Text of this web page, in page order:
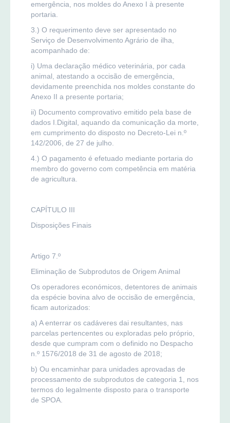
emergência, nos moldes do Anexo I à presente
portaria.
3.) O requerimento deve ser apresentado no
Serviço de Desenvolvimento Agrário de ilha,
acompanhado de:
i) Uma declaração médico veterinária, por cada
animal, atestando a occisão de emergência,
devidamente preenchida nos moldes constante do
Anexo II a presente portaria;
ii) Documento comprovativo emitido pela base de
dados I.Digital, aquando da comunicação da morte,
em cumprimento do disposto no Decreto-Lei n.º
142/2006, de 27 de julho.
4.) O pagamento é efetuado mediante portaria do
membro do governo com competência em matéria
de agricultura.
CAPÍTULO III
Disposições Finais
Artigo 7.º
Eliminação de Subprodutos de Origem Animal
Os operadores económicos, detentores de animais
da espécie bovina alvo de occisão de emergência,
ficam autorizados:
a) A enterrar os cadáveres dai resultantes, nas
parcelas pertencentes ou exploradas pelo próprio,
desde que cumpram com o definido no Despacho
n.º 1576/2018 de 31 de agosto de 2018;
b) Ou encaminhar para unidades aprovadas de
processamento de subprodutos de categoria 1, nos
termos do legalmente disposto para o transporte
de SPOA.